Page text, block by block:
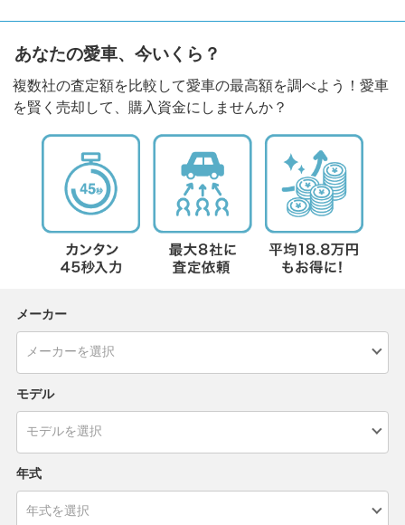
あなたの愛車、今いくら？
複数社の査定額を比較して愛車の最高額を調べよう！愛車
を賢く売却して、購入資金にしませんか？
メーカー
モデル
年式